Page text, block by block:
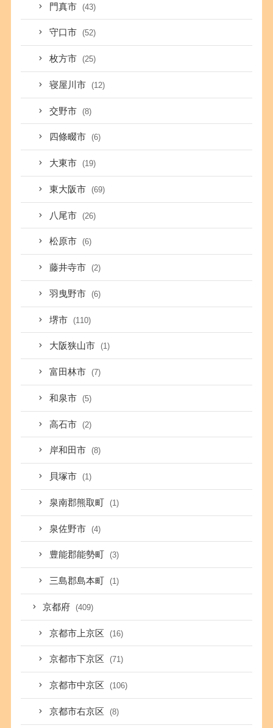
門真市 (43)
守口市 (52)
枚方市 (25)
寝屋川市 (12)
交野市 (8)
四條畷市 (6)
大東市 (19)
東大阪市 (69)
八尾市 (26)
松原市 (6)
藤井寺市 (2)
羽曳野市 (6)
堺市 (110)
大阪狭山市 (1)
富田林市 (7)
和泉市 (5)
高石市 (2)
岸和田市 (8)
貝塚市 (1)
泉南郡熊取町 (1)
泉佐野市 (4)
豊能郡能勢町 (3)
三島郡島本町 (1)
京都府 (409)
京都市上京区 (16)
京都市下京区 (71)
京都市中京区 (106)
京都市右京区 (8)